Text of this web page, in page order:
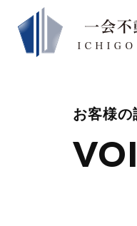
お客様の